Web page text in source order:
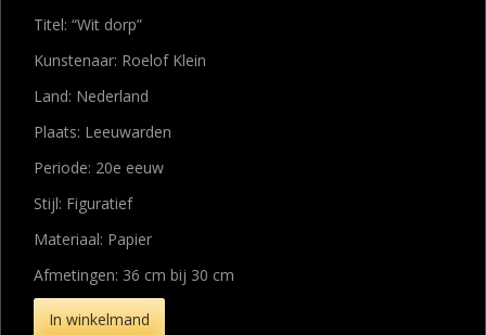
Titel: “Wit dorp”
Kunstenaar: Roelof Klein
Land: Nederland
Plaats: Leeuwarden
Periode: 20e eeuw
Stijl: Figuratief
Materiaal: Papier
Afmetingen: 36 cm bij 30 cm
In winkelmand